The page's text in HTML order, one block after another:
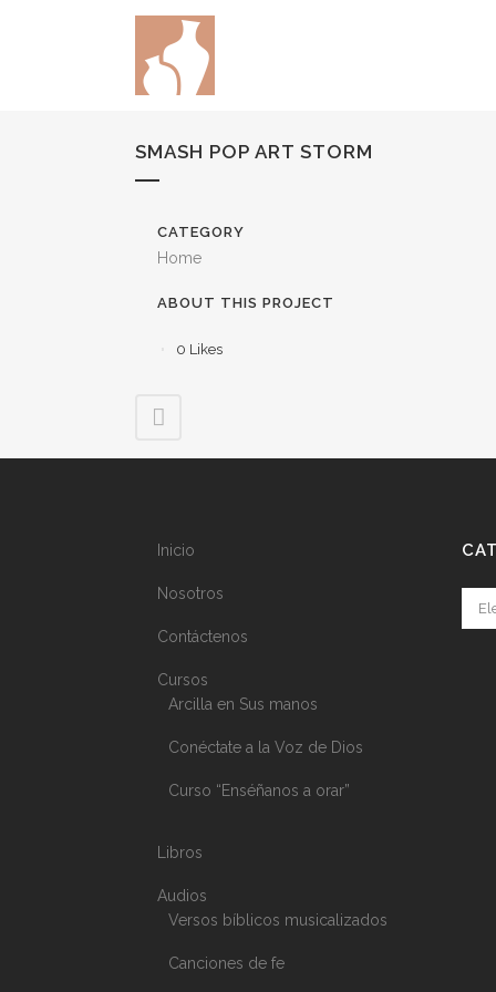
SMASH POP ART STORM
CATEGORY
Home
ABOUT THIS PROJECT
0 Likes
Inicio
Nosotros
Contáctenos
Cursos
Arcilla en Sus manos
Conéctate a la Voz de Dios
Curso “Enséñanos a orar”
Libros
Audios
Versos bíblicos musicalizados
Canciones de fe